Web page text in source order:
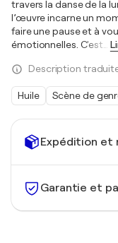
Expédition et
Garantie et
travers la danse de la
l’œuvre incarne un
faire une pause et à
émotionnelles. C'est…
Description
Huile Scène de